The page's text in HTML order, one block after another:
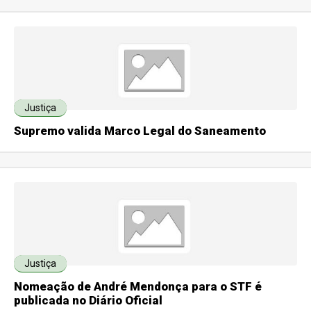
Justiça
Supremo valida Marco Legal do Saneamento
Justiça
Nomeação de André Mendonça para o STF é
publicada no Diário Oficial